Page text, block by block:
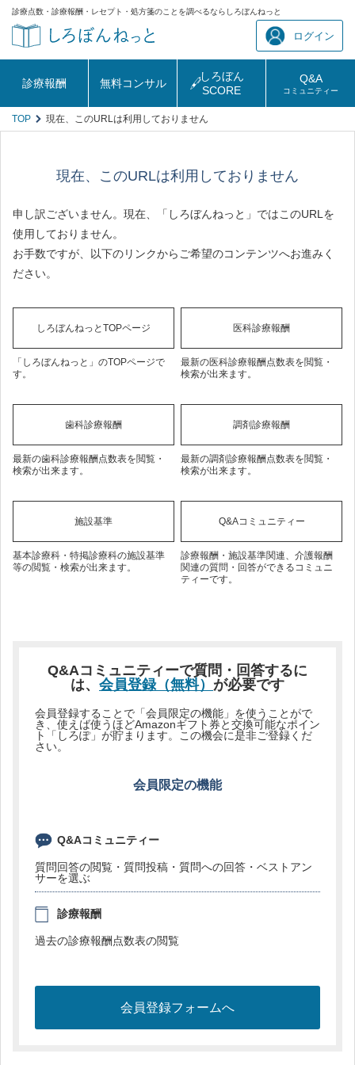
診療点数・診療報酬・レセプト・処方箋のことを調べるならしろぼんねっと
ログイン
診療報酬 無料コンサル
しろぼん
SCORE
Q&A
コミュニティー
TOP 現在、このURLは利用しておりません
現在、このURLは利用しておりません
申し訳ございません。現在、「しろぼんねっと」ではこのURLを
使用しておりません。
お手数ですが、以下のリンクからご希望のコンテンツへお進みく
ださい。
しろぼんねっとTOPページ
「しろぼんねっと」のTOPページで
す。
医科診療報酬
最新の医科診療報酬点数表を閲覧・
検索が出来ます。
歯科診療報酬
最新の歯科診療報酬点数表を閲覧・
検索が出来ます。
調剤診療報酬
最新の調剤診療報酬点数表を閲覧・
検索が出来ます。
施設基準
基本診療科・特掲診療科の施設基準
等の閲覧・検索が出来ます。
Q&Aコミュニティー
診療報酬・施設基準関連、介護報酬
関連の質問・回答ができるコミュニ
ティーです。
Q&Aコミュニティーで質問・回答するに
は、 会員登録（無料） が必要です
会員登録することで「会員限定の機能」を使うことがで
き、使えば使うほどAmazonギフト券と交換可能なポイン
ト「しろぽ」が貯まります。この機会に是非ご登録くだ
さい。
会員限定の機能
Q&Aコミュニティー
質問回答の閲覧・質問投稿・質問への回答・ベストアン
サーを選ぶ
診療報酬
過去の診療報酬点数表の閲覧
会員登録フォームへ